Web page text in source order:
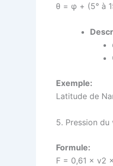
θ = φ + (5° à
Exemple:
Latitude de
5. Pression
Formule:
F = 0,61 × v2